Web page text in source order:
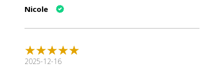
Nicole
2025-12-16